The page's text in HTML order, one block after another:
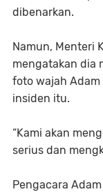
dibenarkan.
Namun, Menteri
mengatakan dia
foto wajah
insiden itu.
“Kami akan
serius dan
Pengacara